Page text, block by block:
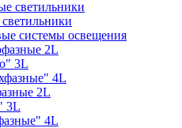
системы освещения
2L
3L
4L
2L
3L
4L